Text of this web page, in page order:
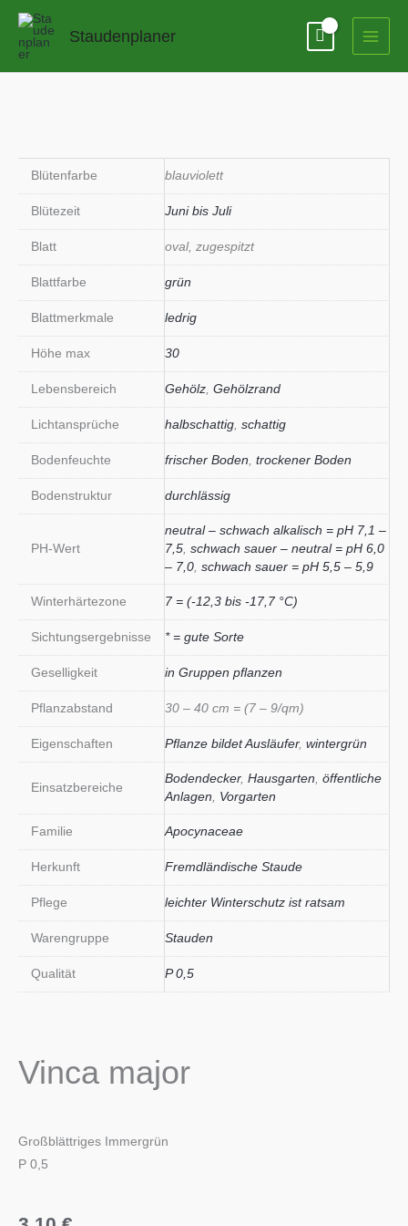
Zum
springen
Staudenplaner
Blütenfarbe blauviolett
Blütezeit Juni bis Juli
Blatt oval, zugespitzt
Blattfarbe grün
Blattmerkmale ledrig
Höhe max 30
Lebensbereich Gehölz Gehölzrand
Lichtansprüche halbschattig schattig
Bodenfeuchte frischer Boden trockener Boden
Bodenstruktur durchlässig
PH-Wert
neutral – schwach alkalisch = pH 7,1 –
7,5 schwach sauer – neutral = pH 6,0
– 7,0 schwach sauer = pH 5,5 – 5,9
Winterhärtezone 7 = (-12,3 bis -17,7 °C)
Sichtungsergebnisse * = gute Sorte
Geselligkeit in Gruppen pflanzen
Pflanzabstand 30 – 40 cm = (7 – 9/qm)
Eigenschaften Pflanze bildet Ausläufer, wintergrün
Einsatzbereiche
Bodendecker, Hausgarten öffentliche
Anlagen
Vorgarten
Familie Apocynaceae
Herkunft Fremdländische Staude
Pflege leichter Winterschutz ist ratsam
Warengruppe Stauden
Qualität P 0,5
Vinca major
Großblättriges Immergrün
P 0,5